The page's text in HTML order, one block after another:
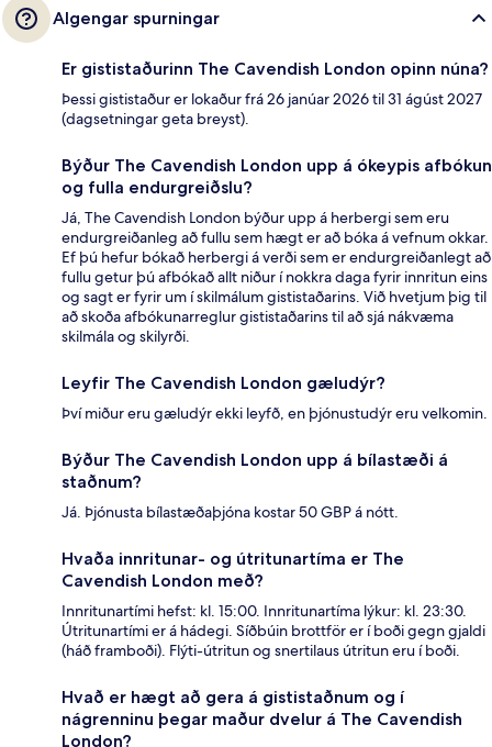
Algengar spurningar
Er gististaðurinn The Cavendish London opinn núna?
Þessi gististaður er lokaður frá 26 janúar 2026 til 31 ágúst 2027
(dagsetningar geta breyst).
Býður The Cavendish London upp á ókeypis afbókun
og fulla endurgreiðslu?
Já, The Cavendish London býður upp á herbergi sem eru
endurgreiðanleg að fullu sem hægt er að bóka á vefnum okkar.
Ef þú hefur bókað herbergi á verði sem er endurgreiðanlegt að
fullu getur þú afbókað allt niður í nokkra daga fyrir innritun eins
og sagt er fyrir um í skilmálum gististaðarins. Við hvetjum þig til
að skoða afbókunarreglur gististaðarins til að sjá nákvæma
skilmála og skilyrði.
Leyfir The Cavendish London gæludýr?
Því miður eru gæludýr ekki leyfð, en þjónustudýr eru velkomin.
Býður The Cavendish London upp á bílastæði á
staðnum?
Já. Þjónusta bílastæðaþjóna kostar 50 GBP á nótt.
Hvaða innritunar- og útritunartíma er The
Cavendish London með?
Innritunartími hefst: kl. 15:00. Innritunartíma lýkur: kl. 23:30.
Útritunartími er á hádegi. Síðbúin brottför er í boði gegn gjaldi
(háð framboði). Flýti-útritun og snertilaus útritun eru í boði.
Hvað er hægt að gera á gististaðnum og í
nágrenninu þegar maður dvelur á The Cavendish
London?